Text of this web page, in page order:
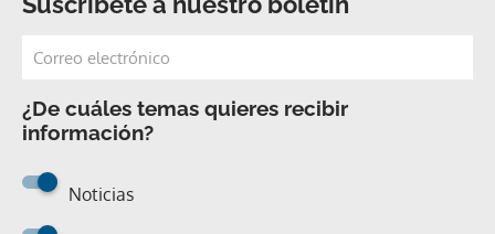
¿De cuáles temas quieres recibir
información?
Noticias